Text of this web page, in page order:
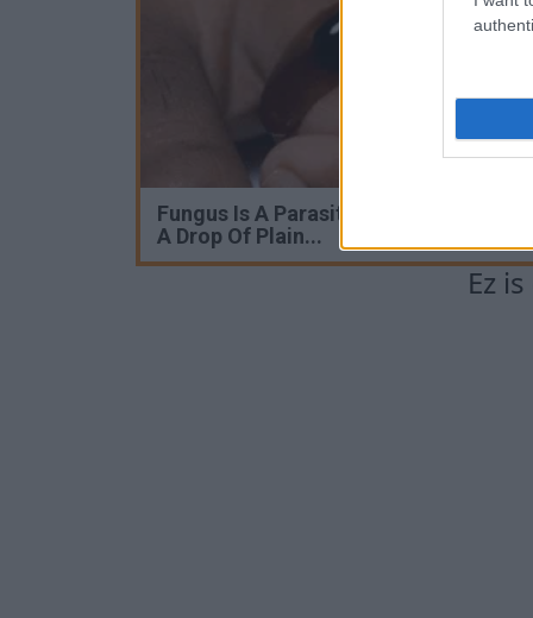
Fungus Is A Parasite, And It Dies From
A Drop Of Plain...
Ez